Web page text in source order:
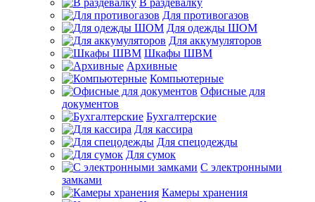
В раздевалку
Для противогазов
Для одежды ШОМ
Для аккумуляторов
Шкафы ШВМ
Архивные
Компьютерные
Офисные для
документов
Бухгалтерские
Для кассира
Для спецодежды
Для сумок
С электронными
замками
Камеры хранения